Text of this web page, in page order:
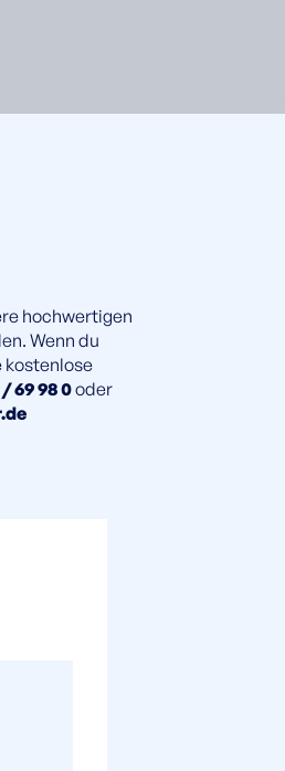
hochwertigen
Wenn du
kostenlose
69 98 0oder